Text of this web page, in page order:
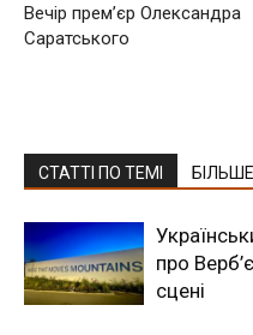
Вечір прем’єр Олександра
Саратського
СТАТТІ ПО ТЕМІ
про
сцені